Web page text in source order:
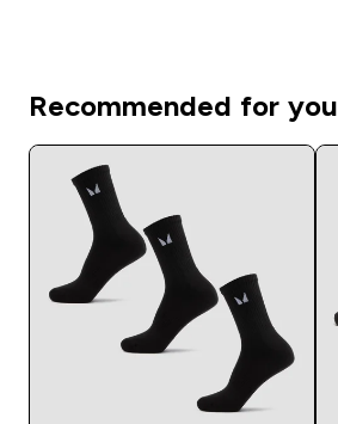
Recommended for you